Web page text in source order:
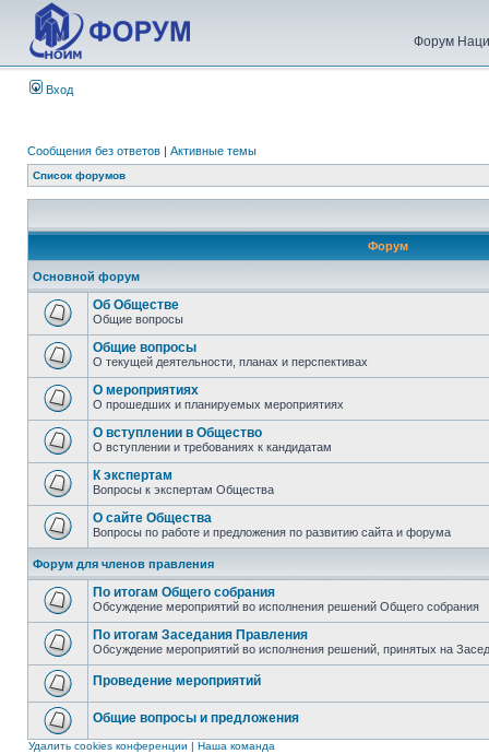
Форум
Вход
Сообщения без ответов | Активные темы
Список форумов
Форум
Основной форум
Об Обществе
Общие вопросы
Общие вопросы
О текущей деятельности, планах и перспективах
О мероприятиях
О прошедших и планируемых мероприятиях
О вступлении в Общество
О вступлении и требованиях к кандидатам
К экспертам
Вопросы к экспертам Общества
О сайте Общества
Вопросы по работе и предложения по развитию сайта и форума
Форум для членов правления
По итогам Общего собрания
Обсуждение мероприятий во исполнения решений Общего собрания
По итогам Заседания Правления
Обсуждение мероприятий во исполнения решений, принятых на
Проведение мероприятий
Общие вопросы и предложения
Удалить cookies конференции | Наша команда